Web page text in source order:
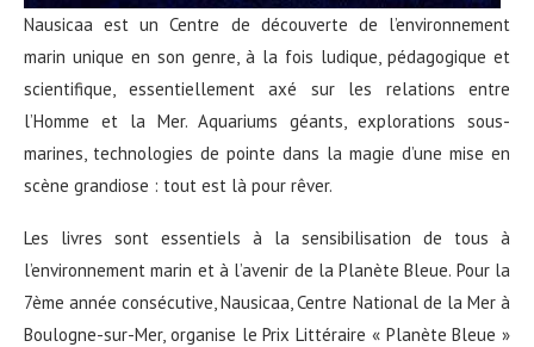
Nausicaa est un Centre de découverte de l’environnement
marin unique en son genre, à la fois ludique, pédagogique et
scientifique, essentiellement axé sur les relations entre
l’Homme et la Mer. Aquariums géants, explorations sous-
marines, technologies de pointe dans la magie d’une mise en
scène grandiose : tout est là pour rêver.
Les livres sont essentiels à la sensibilisation de tous à
l’environnement marin et à l’avenir de la Planète Bleue. Pour la
7ème année consécutive, Nausicaa, Centre National de la Mer à
Boulogne-sur-Mer, organise le Prix Littéraire « Planète Bleue »